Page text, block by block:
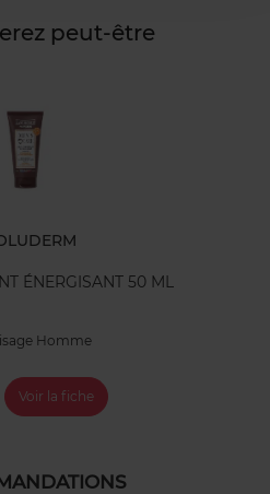
peut-être
ÉNERGISANT 50 ML
Homme
Voir la fiche